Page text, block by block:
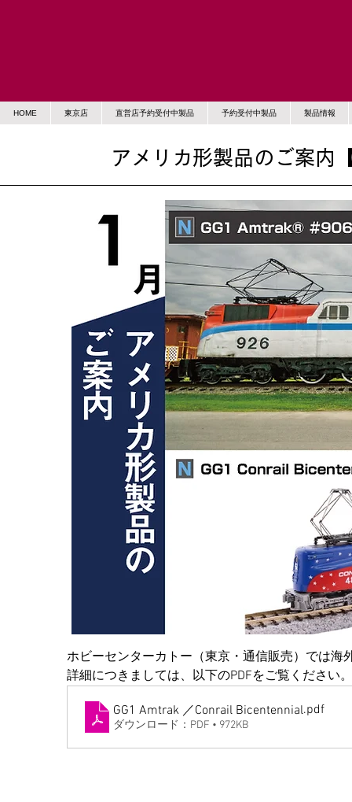
HOME 東京店 直営店予約受付中製品 予約受付中製品 製品情報
アメリカ形製品のご案内
ホビーセンターカトー（東京・通信販売）では海
詳細につきましては、以下のPDFをご覧ください。
GG1 Amtrak ／Conrail Bicentennial.pdf
ダウンロード：PDF • 972KB